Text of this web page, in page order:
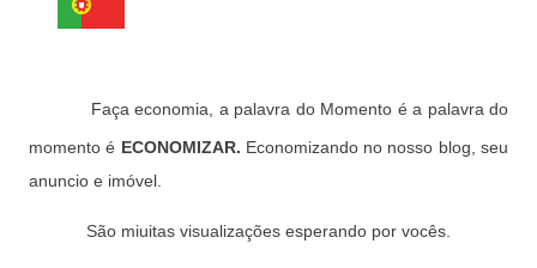
Faça economia, a palavra do Momento é a palavra do
momento é ECONOMIZAR. Economizando no nosso blog, seu
anuncio e imóvel.
São miuitas visualizações esperando por vocês.